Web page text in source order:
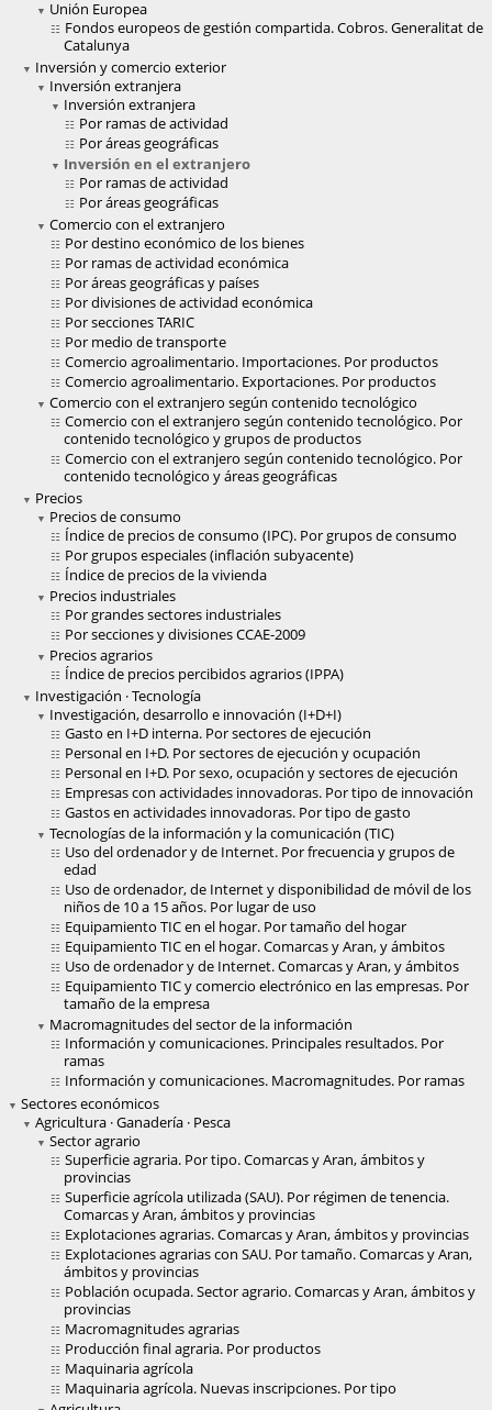
Unión Europea
Fondos europeos de gestión compartida. Cobros. Generalitat de
Catalunya
Inversión y comercio exterior
Inversión extranjera
Inversión extranjera
Por ramas de actividad
Por áreas geográficas
Inversión en el extranjero
Por ramas de actividad
Por áreas geográficas
Comercio con el extranjero
Por destino económico de los bienes
Por ramas de actividad económica
Por áreas geográficas y países
Por divisiones de actividad económica
Por secciones TARIC
Por medio de transporte
Comercio agroalimentario. Importaciones. Por productos
Comercio agroalimentario. Exportaciones. Por productos
Comercio con el extranjero según contenido tecnológico
Comercio con el extranjero según contenido tecnológico. Por
contenido tecnológico y grupos de productos
Comercio con el extranjero según contenido tecnológico. Por
contenido tecnológico y áreas geográficas
Precios
Precios de consumo
Índice de precios de consumo (IPC). Por grupos de consumo
Por grupos especiales (inflación subyacente)
Índice de precios de la vivienda
Precios industriales
Por grandes sectores industriales
Por secciones y divisiones CCAE-2009
Precios agrarios
Índice de precios percibidos agrarios (IPPA)
Investigación · Tecnología
Investigación, desarrollo e innovación (I+D+I)
Gasto en I+D interna. Por sectores de ejecución
Personal en I+D. Por sectores de ejecución y ocupación
Personal en I+D. Por sexo, ocupación y sectores de ejecución
Empresas con actividades innovadoras. Por tipo de innovación
Gastos en actividades innovadoras. Por tipo de gasto
Tecnologías de la información y la comunicación (TIC)
Uso del ordenador y de Internet. Por frecuencia y grupos de
edad
Uso de ordenador, de Internet y disponibilidad de móvil de los
niños de 10 a 15 años. Por lugar de uso
Equipamiento TIC en el hogar. Por tamaño del hogar
Equipamiento TIC en el hogar. Comarcas y Aran, y ámbitos
Uso de ordenador y de Internet. Comarcas y Aran, y ámbitos
Equipamiento TIC y comercio electrónico en las empresas. Por
tamaño de la empresa
Macromagnitudes del sector de la información
Información y comunicaciones. Principales resultados. Por
ramas
Información y comunicaciones. Macromagnitudes. Por ramas
Sectores económicos
Agricultura · Ganadería · Pesca
Sector agrario
Superficie agraria. Por tipo. Comarcas y Aran, ámbitos y
provincias
Superficie agrícola utilizada (SAU). Por régimen de tenencia.
Comarcas y Aran, ámbitos y provincias
Explotaciones agrarias. Comarcas y Aran, ámbitos y provincias
Explotaciones agrarias con SAU. Por tamaño. Comarcas y Aran,
ámbitos y provincias
Población ocupada. Sector agrario. Comarcas y Aran, ámbitos y
provincias
Macromagnitudes agrarias
Producción final agraria. Por productos
Maquinaria agrícola
Maquinaria agrícola. Nuevas inscripciones. Por tipo